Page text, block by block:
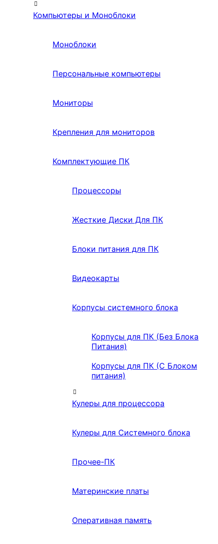
Компьютеры и Моноблоки
Моноблоки
Персональные компьютеры
Мониторы
Крепления для мониторов
Комплектующие ПК
Процессоры
Жесткие Диски Для ПК
Блоки питания для ПК
Видеокарты
Корпусы системного блока
Корпусы для ПК (Без Блока
Питания)
Корпусы для ПК (С Блоком
питания)
Кулеры для процессора
Кулеры для Системного блока
Прочее-ПК
Материнские платы
Оперативная память